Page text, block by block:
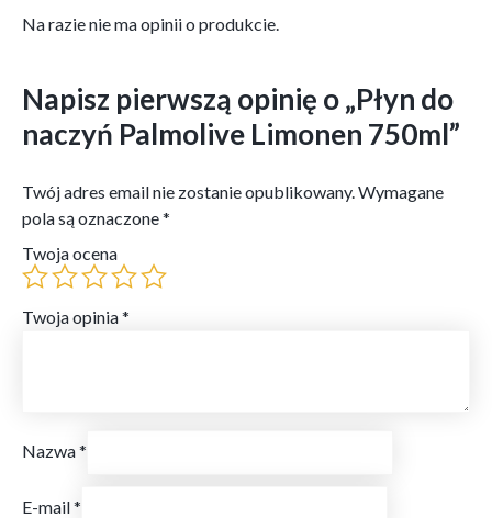
Na razie nie ma opinii o produkcie.
Napisz pierwszą opinię o „Płyn do
naczyń Palmolive Limonen 750ml”
Twój adres email nie zostanie opublikowany. Wymagane
pola są oznaczone*
Twoja ocena
Twoja opinia*
Nazwa*
E-mail*